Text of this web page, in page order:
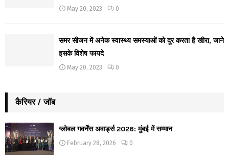
May 20, 2023 0
समर सीजन में अनेक स्वास्थ्य समस्याओं को दूर करता है खीरा, जाने
इसके विशेष फायदे
May 20, 2023 0
कैरियर / जॉब
ग्लोबल गवर्नेंस अवार्ड्स 2026: मुंबई में सम्मान
February 28, 2026 0